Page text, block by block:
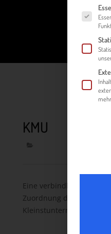
KMU
Eine verbindliche
Zuordnung der
Kleinstunternehmen
Es folgt